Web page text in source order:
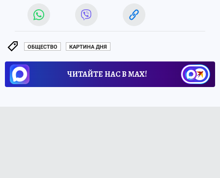
ОБЩЕСТВО КАРТИНА ДНЯ
ЧИТАЙТЕ НАС В МАХ!